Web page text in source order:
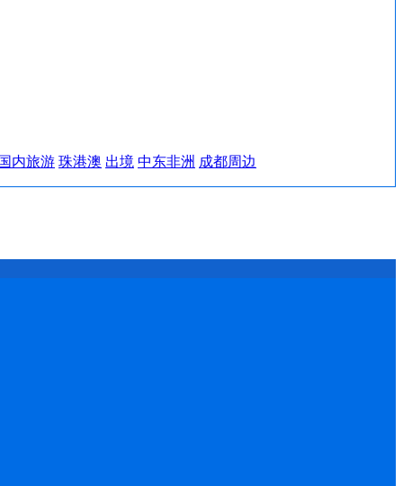
内旅游 珠港澳 出境 中东非洲 成都周边